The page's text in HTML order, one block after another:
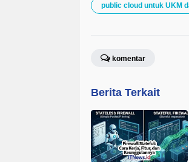
public cloud untuk UKM
komentar
Berita Terkait